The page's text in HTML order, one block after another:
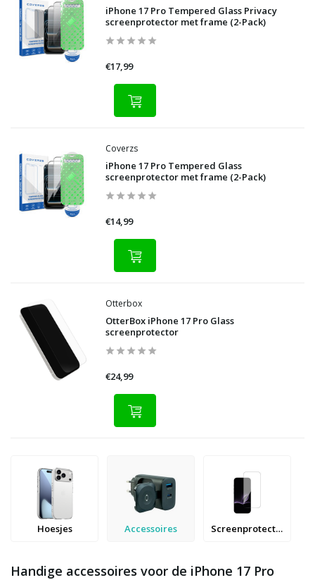
iPhone 17 Pro Tempered Glass Privacy
screenprotector met frame (2-Pack)
€17,99
Coverzs
iPhone 17 Pro Tempered Glass
screenprotector met frame (2-Pack)
€14,99
Otterbox
OtterBox iPhone 17 Pro Glass
screenprotector
€24,99
Hoesjes Accessoires Screenprotectors
Handige accessoires voor de iPhone 17 Pro